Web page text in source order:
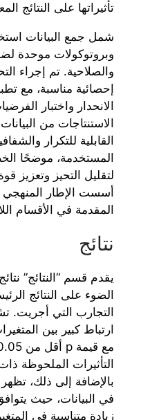
تأثيراتها على النتائج
شمل جمع البيانات
وبروتوكولات موحدة
والصلاحية. تم إجراء
إحصائية مناسبة، مع
الانحدار واختبار
الاستنتاجات من
القابلية للتكرار
المستخدمة، موضحًا
لتقليل التحيز وتعزيز
أسست الإطار المنهجي
المقدمة في الأقسام
نتائج
يقدم قسم “النتائج”
الضوء على النتائج
التجارب التي أجريت.
ارتباط كبير بين
التأثيرات الملحوظة
بالإضافة إلى ذلك، تظهر
في البيانات، حيث
زيادة متناسبة في المتغير